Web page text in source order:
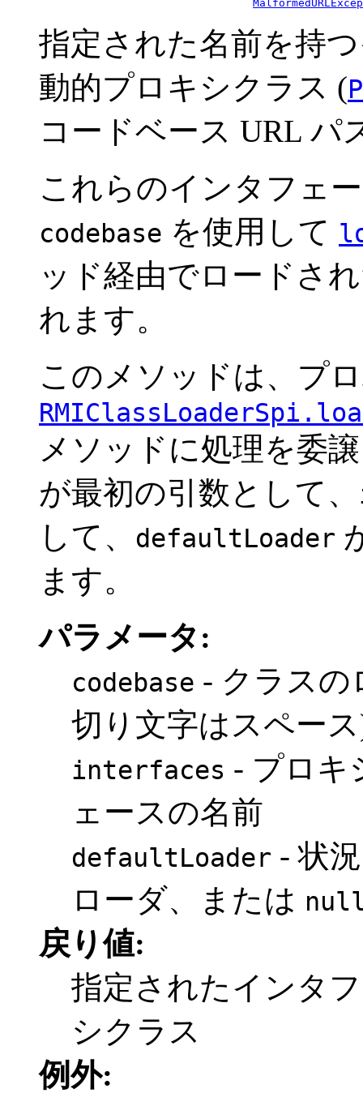
指定された名前を持
動的プロキシクラス (
コードベース URL パ
これらのインタフェ
codebase を使用して
ッド経由でロードさ
れます。
このメソッドは、プ
メソッドに処理を委
が最初の引数として、
して、 defaultLoader
ます。
パラメータ:
codebase - クラスの
切り文字はスペー
interfaces - プロキ
ェースの名前
defaultLoader - 状
ローダ、または
戻り値:
指定されたインタ
シクラス
例外: